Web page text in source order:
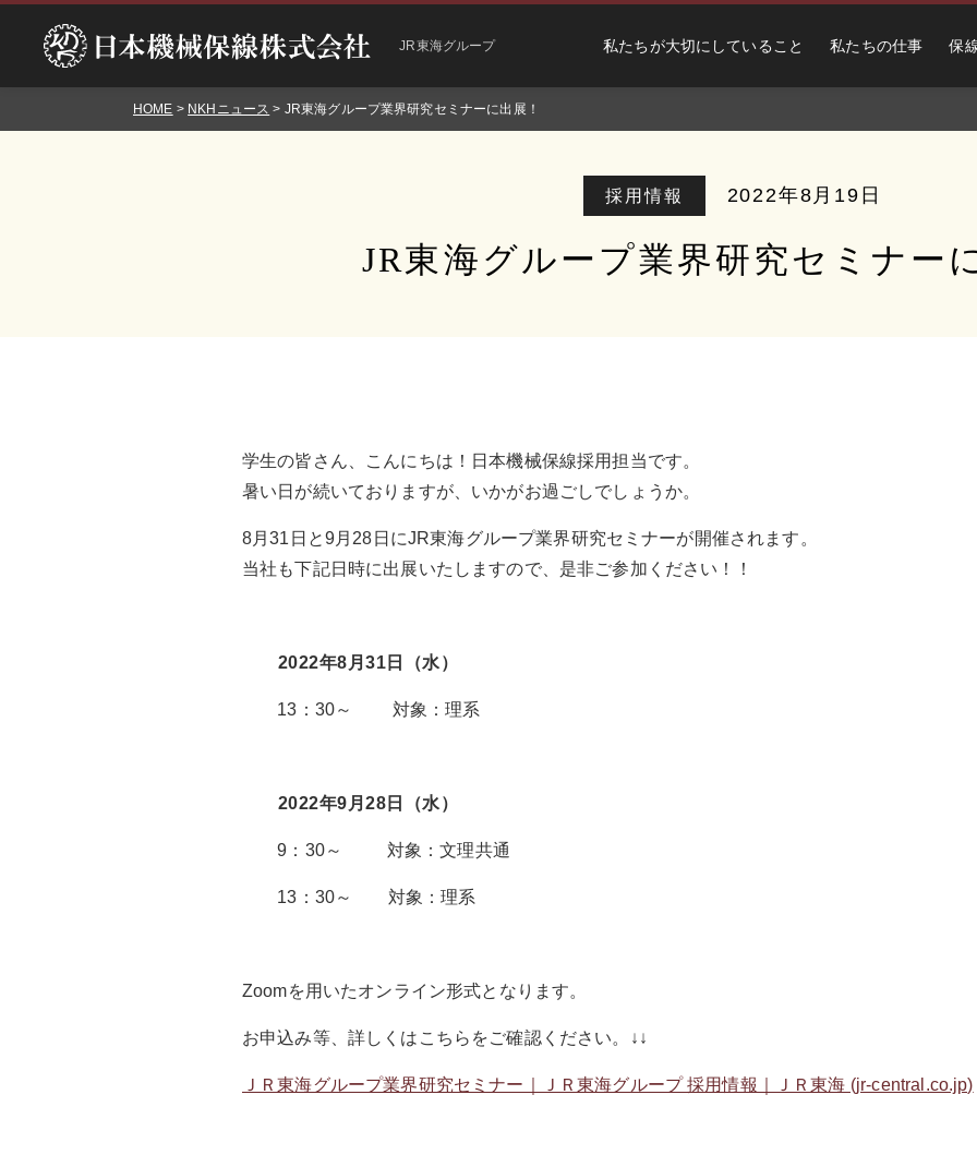
JR東海グループ 私たちが大切にしていること 私たちの仕事 保
HOME > NKHニュース > JR東海グループ業界研究セミナーに出展！
採用情報 2022年8月19日
JR東海グループ業界研究セミナー
学生の皆さん、こんにちは！ 日本機械保線採用担当です。
暑い日が続いておりますが、いかがお過ごしでしょうか。
8月31日と9月28日にJR東海グループ業界研究セミナーが開催されます。
当社も下記日時に出展いたしますので、是非ご参加ください！！
2022年8月31日（水）
13：30～ 対象：理系
2022年9月28日（水）
9：30～ 対象：文理共通
13：30～ 対象：理系
Zoomを用いたオンライン形式となります。
お申込み等、詳しくはこちらをご確認ください。↓↓
ＪＲ東海グループ業界研究セミナー｜ＪＲ東海グループ 採用情報｜ＪＲ東海 (jr-central.co.jp)